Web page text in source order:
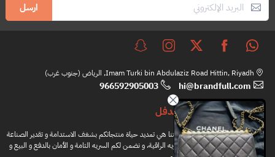
ارسل
Imam Turki bin Abdulaziz Road Hittin, Riyadh, الرياض (جنوب غرب)
hi@brandfull.com
966592905003
براندفل
مهمتنا هي تمديد حياة منتجاتكم بشغف الاستدامة و تقدير الصناعة
اليدويه الراقية، و نضمن لكم السريه التامة و الأمان بالدفع و البيع و